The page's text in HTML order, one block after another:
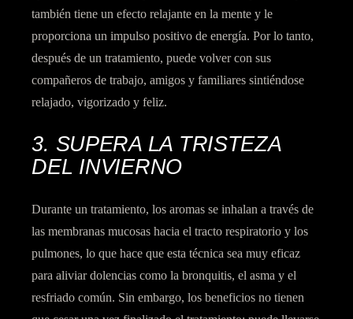
también tiene unefecto relajante en la mente y le
proporciona un impulso positivo de energía. Por lo tanto,
después de un tratamiento, puede volver con sus
compañeros de trabajo, amigos y familiares sintiéndose
relajado, vigorizado y feliz.
3. SUPERA LA TRISTEZA
DEL INVIERNO
Durante un tratamiento, los aromas se inhalan a través de
las membranas mucosas hacia el tracto respiratorio y los
pulmones, lo que hace que esta técnica sea muyeficaz
para aliviar dolencias como la bronquitis, el asma y el
resfriado común. Sin embargo, los beneficios no tienen